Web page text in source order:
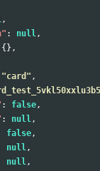
,
: null,
{},
"card" ,
: false,
: null,
false,
null,
null,